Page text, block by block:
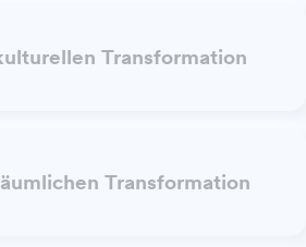
Transformation
Transformation